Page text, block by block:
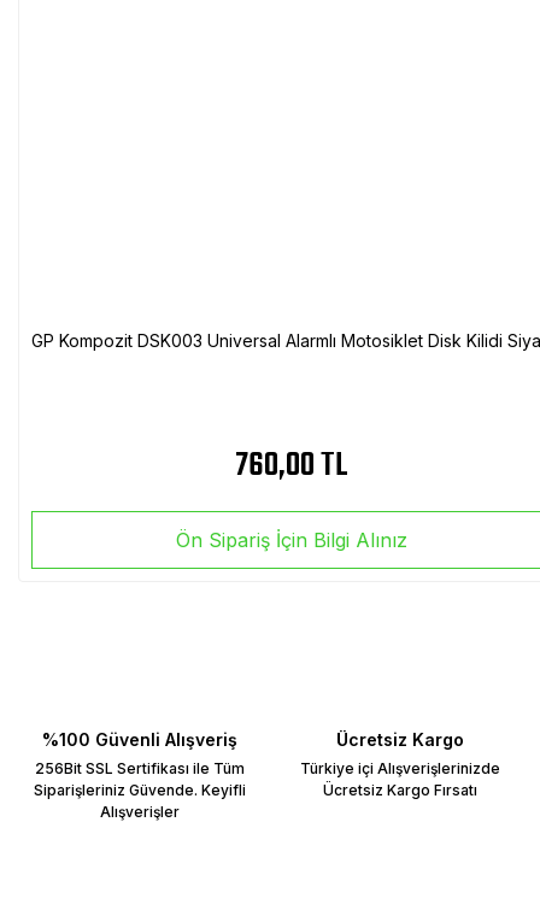
GP Kompozit DSK003 Universal Alarmlı Motosiklet Disk Kilidi
760,00 TL
Ön Sipariş İçin Bilgi Alınız
%100 Güvenli Alışveriş
256Bit SSL Sertifikası ile Tüm
Siparişleriniz Güvende. Keyifli
Alışverişler
Ücretsiz Kargo
Türkiye içi Alışverişlerinizde
Ücretsiz Kargo Fırsatı